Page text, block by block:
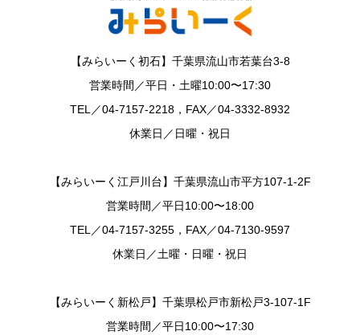
【みらいーく初石】千葉県流山市若葉台3-8
営業時間／平日・土曜10:00〜17:30
TEL／04-7157-2218，FAX／04-3332-8932
休業日／日曜・祝日
【みらいーく江戸川台】千葉県流山市平方107-1-2F
営業時間／平日10:00〜18:00
TEL／04-7157-3255，FAX／04-7130-9597
休業日／土曜・日曜・祝日
【みらいーく新松戸】千葉県松戸市新松戸3-107-1F
営業時間／平日10:00〜17:30